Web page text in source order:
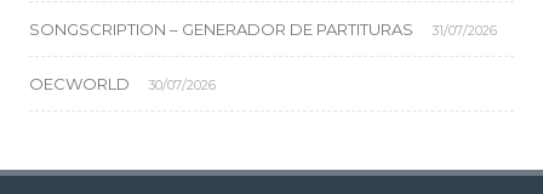
SONGSCRIPTION – GENERADOR DE PARTITURAS 31/07/2026
OECWORLD 30/07/2026